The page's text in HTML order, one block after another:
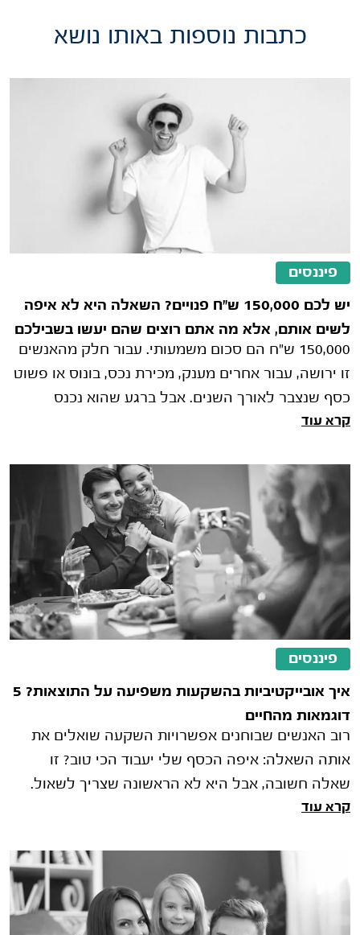
כתבות נוספות באותו נושא
פיננסים
יש לכם 150,000 ש"ח פנויים? השאלה היא לא איפה
לשים אותם, אלא מה אתם רוצים שהם יעשו בשבילכם
150,000 ש"ח הם סכום משמעותי. עבור חלק מהאנשים
זו ירושה, עבור אחרים מענק, מכירת נכס, בונוס או פשוט
כסף שנצבר לאורך השנים. אבל ברגע שהוא נכנס
לחשבון הבנק, מתחילה ההתלבטות האמ
קרא עוד
פיננסים
איך אובייקטיביות בהשקעות משפיעה על התוצאות? 5
דוגמאות מהחיים
רוב האנשים שבוחנים אפשרויות השקעה שואלים את
אותה השאלה: איפה הכסף שלי יעבוד הכי טוב? זו
שאלה חשובה, אבל היא לא הראשונה שצריך לשאול.
לפני שבוחנים תשואות, מסלולי השקעה א
קרא עוד